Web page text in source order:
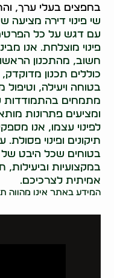
בחפצים בעלי ערך,
שי פינוי דירה מציעה
עם דגש על כל
פינוי מוצלחת. אנו
חשוב, מהתכנון
כוללים תכנון מדוקדק,
בטוחה ויעילה, וטיפול
מתמחים בהתמודדות
ומציעים פתרונות
לפינוי עצמו, אנו
תיקונים ופינוי פסולת.
בטוחים שכל היבט של
במקצועיות
אמיתית לצרכיכם.
המידע באתר אינו מהווה